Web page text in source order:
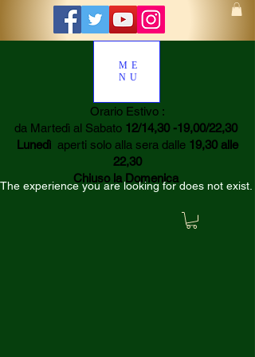
ME
NU
Orario Estivo :
da Martedì al Sabato 12/14,30 -19,00/22,30
Lunedì aperti solo alla sera dalle 19,30 alle
22,30
Chiuso la Domenica
The experience you are looking for does not exist.